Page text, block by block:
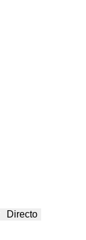
Directo